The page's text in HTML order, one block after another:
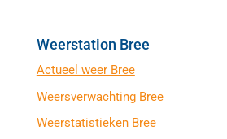
Weerstation Bree
Actueel weer Bree
Weersverwachting Bree
Weerstatistieken Bree